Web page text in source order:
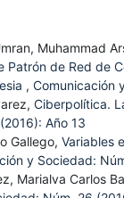
Muhammad
Patrón de Red de
, Comunicación
Ciberpolítica.
Año 13
Gallego, Variables
y Sociedad:
Marialva Carlos